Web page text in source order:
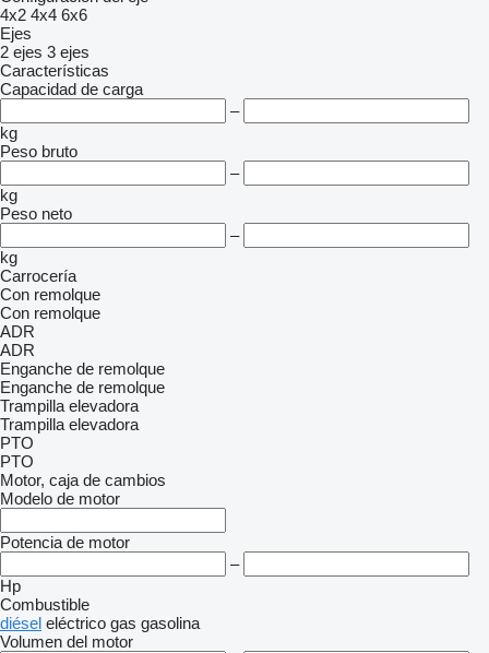
4x2 4x4 6x6
Ejes
2 ejes 3 ejes
Características
Capacidad de carga
–
kg
Peso bruto
–
kg
Peso neto
–
kg
Carrocería
Con remolque
Con remolque
ADR
ADR
Enganche de remolque
Enganche de remolque
Trampilla elevadora
Trampilla elevadora
PTO
PTO
Motor, caja de cambios
Modelo de motor
Potencia de motor
–
Hp
Combustible
diésel eléctrico gas gasolina
Volumen del motor